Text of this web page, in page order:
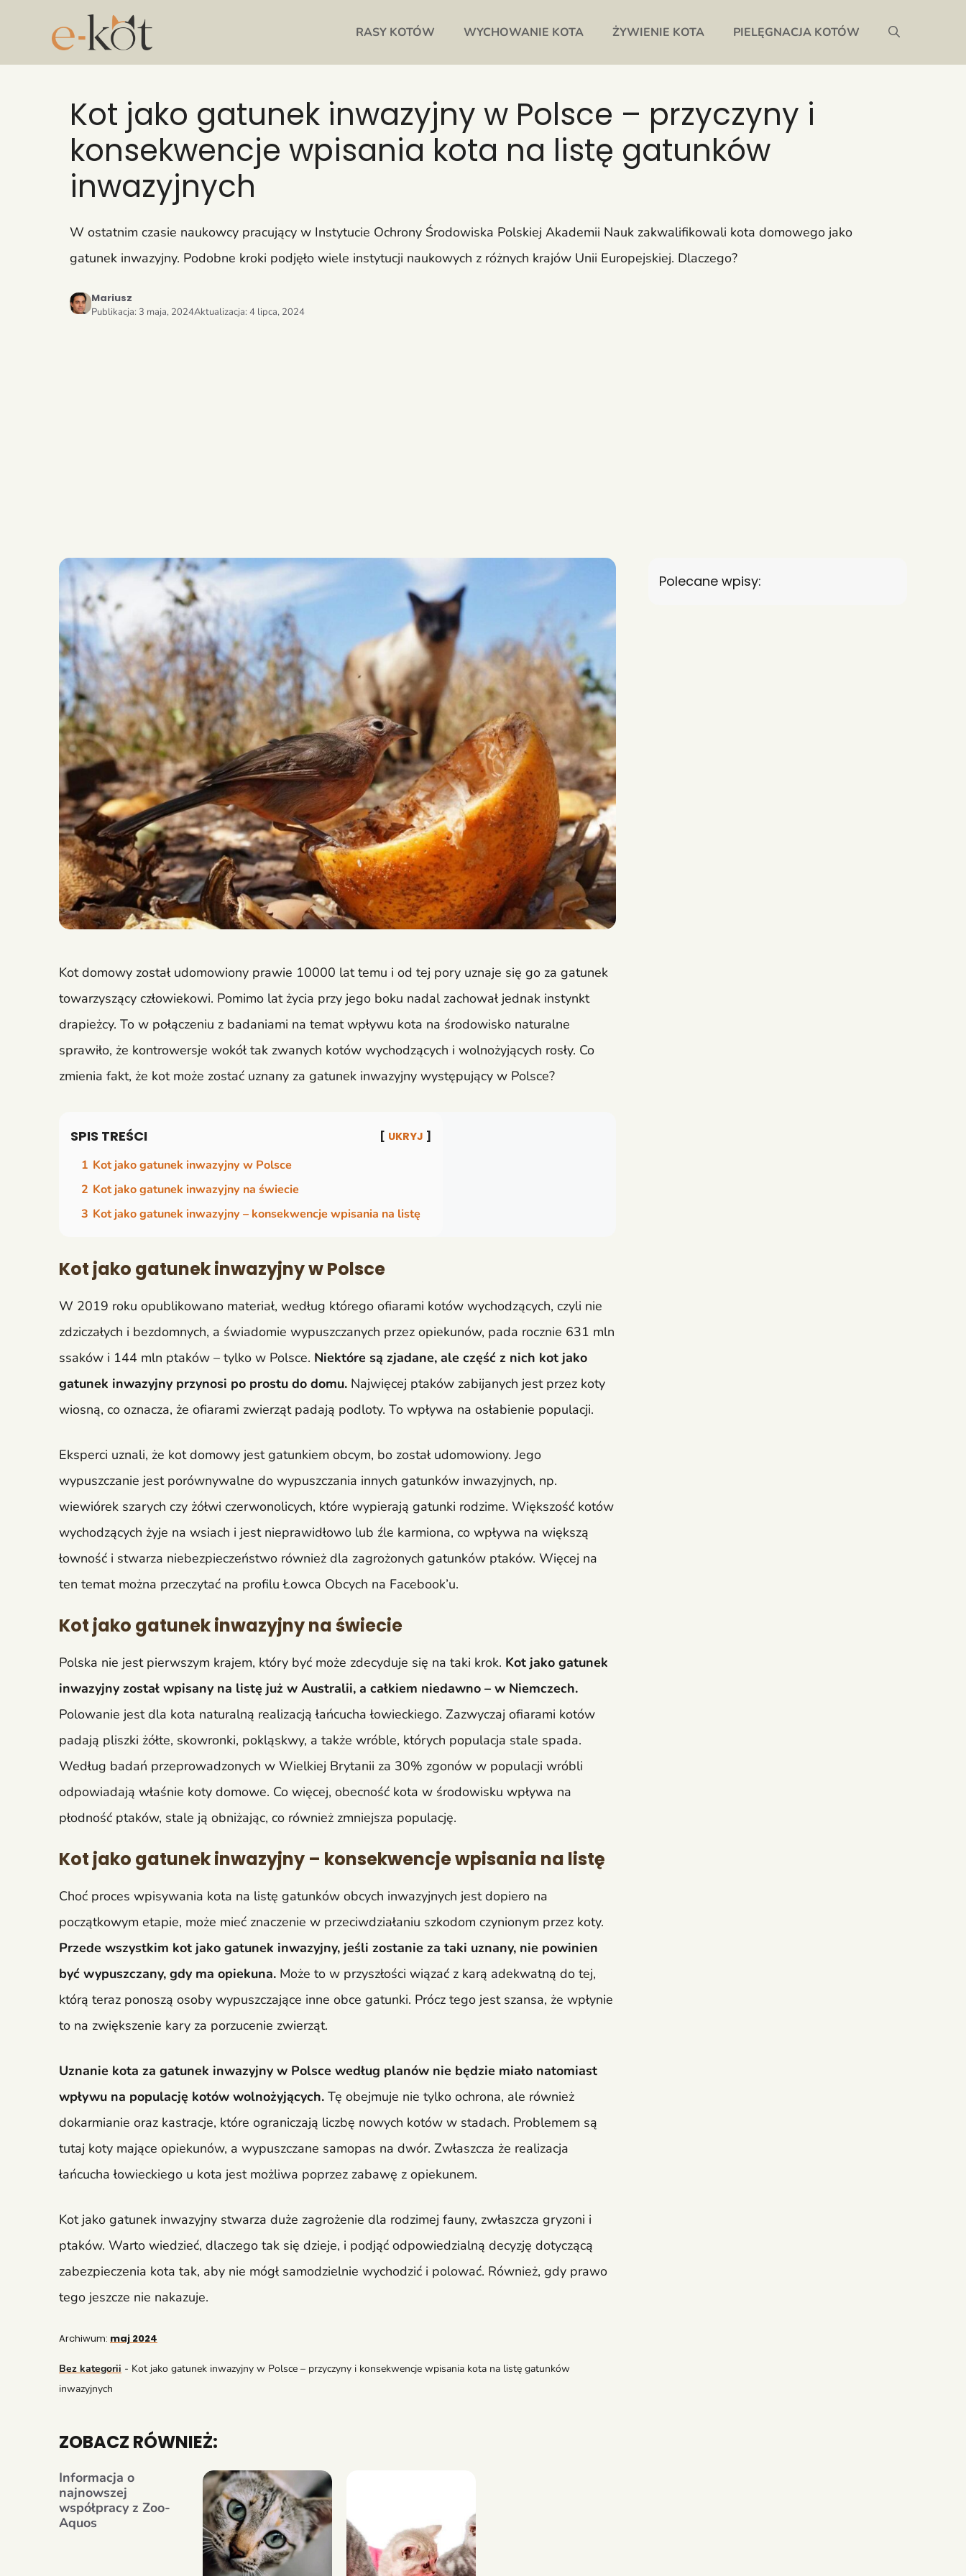
treści
RASY KOTÓW WYCHOWANIE KOTA ŻYWIENIE KOTA PIELĘGNACJA KOTÓW
Kot jako gatunek inwazyjny w Polsce – przyczyny i
konsekwencje wpisania kota na listę gatunków
inwazyjnych
W ostatnim czasie naukowcy pracujący w Instytucie Ochrony Środowiska Polskiej Akademii Nauk zakwalifikowali kota domowego jako
gatunek inwazyjny. Podobne kroki podjęło wiele instytucji naukowych z różnych krajów Unii Europejskiej. Dlaczego?
Mariusz
Publikacja: 3 maja, 2024Aktualizacja: 4 lipca, 2024
Kot domowy został udomowiony prawie 10000 lat temu i od tej pory uznaje się go za gatunek
towarzyszący człowiekowi. Pomimo lat życia przy jego boku nadal zachował jednak instynkt
drapieżcy. To w połączeniu z badaniami na temat wpływu kota na środowisko naturalne
sprawiło, że kontrowersje wokół tak zwanych kotów wychodzących i wolnożyjących rosły. Co
zmienia fakt, że kot może zostać uznany za gatunek inwazyjny występujący w Polsce?
SPIS TREŚCI UKRYJ
1 Kot jako gatunek inwazyjny w Polsce
2 Kot jako gatunek inwazyjny na świecie
3 Kot jako gatunek inwazyjny – konsekwencje wpisania na listę
Kot jako gatunek inwazyjny w Polsce
W 2019 roku opublikowano materiał, według którego ofiarami kotów wychodzących, czyli nie
zdziczałych i bezdomnych, a świadomie wypuszczanych przez opiekunów, pada rocznie 631 mln
ssaków i 144 mln ptaków – tylko w Polsce. Niektóre są zjadane, ale część z nich kot jako
gatunek inwazyjny przynosi po prostu do domu. Najwięcej ptaków zabijanych jest przez koty
wiosną, co oznacza, że ofiarami zwierząt padają podloty. To wpływa na osłabienie populacji.
Eksperci uznali, że kot domowy jest gatunkiem obcym, bo został udomowiony. Jego
wypuszczanie jest porównywalne do wypuszczania innych gatunków inwazyjnych, np.
wiewiórek szarych czy żółwi czerwonolicych, które wypierają gatunki rodzime. Większość kotów
wychodzących żyje na wsiach i jest nieprawidłowo lub źle karmiona, co wpływa na większą
łowność i stwarza niebezpieczeństwo również dla zagrożonych gatunków ptaków. Więcej na
ten temat można przeczytać na profilu Łowca Obcych na Facebook’u.
Kot jako gatunek inwazyjny na świecie
Polska nie jest pierwszym krajem, który być może zdecyduje się na taki krok. Kot jako gatunek
inwazyjny został wpisany na listę już w Australii, a całkiem niedawno – w Niemczech.
Polowanie jest dla kota naturalną realizacją łańcucha łowieckiego. Zazwyczaj ofiarami kotów
padają pliszki żółte, skowronki, pokląskwy, a także wróble, których populacja stale spada.
Według badań przeprowadzonych w Wielkiej Brytanii za 30% zgonów w populacji wróbli
odpowiadają właśnie koty domowe. Co więcej, obecność kota w środowisku wpływa na
płodność ptaków, stale ją obniżając, co również zmniejsza populację.
Kot jako gatunek inwazyjny – konsekwencje wpisania na listę
Choć proces wpisywania kota na listę gatunków obcych inwazyjnych jest dopiero na
początkowym etapie, może mieć znaczenie w przeciwdziałaniu szkodom czynionym przez koty.
Przede wszystkim kot jako gatunek inwazyjny, jeśli zostanie za taki uznany, nie powinien
być wypuszczany, gdy ma opiekuna. Może to w przyszłości wiązać z karą adekwatną do tej,
którą teraz ponoszą osoby wypuszczające inne obce gatunki. Prócz tego jest szansa, że wpłynie
to na zwiększenie kary za porzucenie zwierząt.
Uznanie kota za gatunek inwazyjny w Polsce według planów nie będzie miało natomiast
wpływu na populację kotów wolnożyjących. Tę obejmuje nie tylko ochrona, ale również
dokarmianie oraz kastracje, które ograniczają liczbę nowych kotów w stadach. Problemem są
tutaj koty mające opiekunów, a wypuszczane samopas na dwór. Zwłaszcza że realizacja
łańcucha łowieckiego u kota jest możliwa poprzez zabawę z opiekunem.
Kot jako gatunek inwazyjny stwarza duże zagrożenie dla rodzimej fauny, zwłaszcza gryzoni i
ptaków. Warto wiedzieć, dlaczego tak się dzieje, i podjąć odpowiedzialną decyzję dotyczącą
zabezpieczenia kota tak, aby nie mógł samodzielnie wychodzić i polować. Również, gdy prawo
tego jeszcze nie nakazuje.
Archiwum: maj 2024
Bez kategorii - Kot jako gatunek inwazyjny w Polsce – przyczyny i konsekwencje wpisania kota na listę gatunków
inwazyjnych
Polecane wpisy:
ZOBACZ RÓWNIEŻ:
Informacja o
najnowszej
współpracy z Zoo-
Aquos